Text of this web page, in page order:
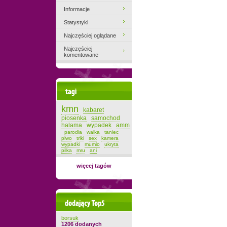
Informacje
Statystyki
Najczęściej oglądane
Najczęściej
komentowane
kmn
kabaret
piosenka
samochod
halama
wypadek amm
parodia walka
taniec
piwo
triki sex
kamera
wypadki
mumio
ukryta
pilka
mru ani
więcej tagów
Dodający top-5
borsuk
1206 dodanych